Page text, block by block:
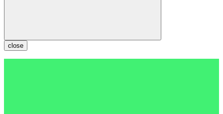
close